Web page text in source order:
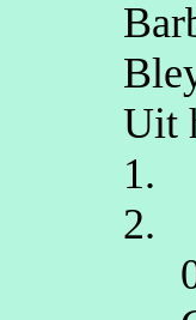
Uit
1.
2.